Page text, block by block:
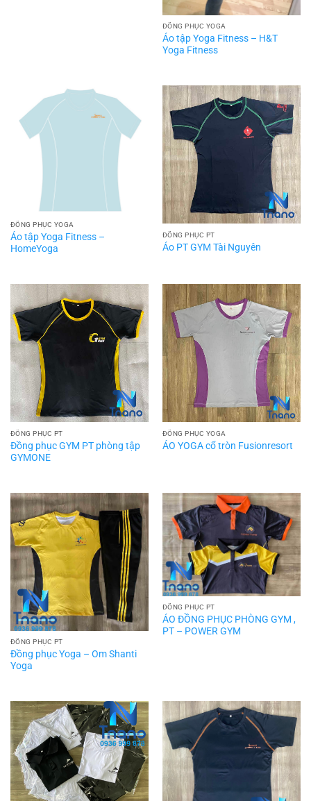
ĐỒNG PHỤC YOGA
Áo tập Yoga Fitness – H&T
Yoga Fitness
ĐỒNG PHỤC YOGA
Áo tập Yoga Fitness –
HomeYoga
ĐỒNG PHỤC PT
Áo PT GYM Tài Nguyên
ĐỒNG PHỤC PT
Đồng phục GYM PT phòng tập
GYMONE
ĐỒNG PHỤC YOGA
ÁO YOGA cổ tròn Fusionresort
ĐỒNG PHỤC PT
Đồng phục Yoga – Om Shanti
Yoga
ĐỒNG PHỤC PT
ÁO ĐỒNG PHỤC PHÒNG GYM ,
PT – POWER GYM